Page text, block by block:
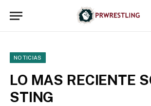
NOTICIAS
LO MAS RECIENTE
STING